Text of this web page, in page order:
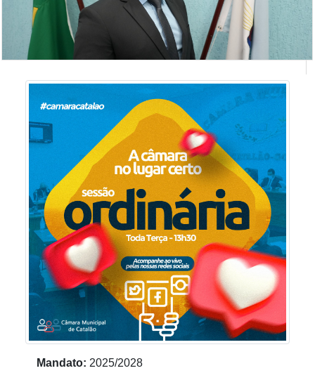
THOMAS MARQUES DE MESQUITA
Mandato: 2025/2028